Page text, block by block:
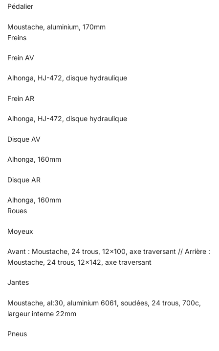
Pédalier
Moustache, aluminium, 170mm
Freins
Frein AV
Alhonga, HJ-472, disque hydraulique
Frein AR
Alhonga, HJ-472, disque hydraulique
Disque AV
Alhonga, 160mm
Disque AR
Alhonga, 160mm
Roues
Moyeux
Avant : Moustache, 24 trous, 12×100, axe traversant // Arrière :
Moustache, 24 trous, 12×142, axe traversant
Jantes
Moustache, al:30, aluminium 6061, soudées, 24 trous, 700c,
largeur interne 22mm
Pneus